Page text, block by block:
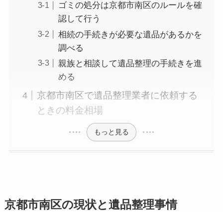
ゴミの処分は京都市南区のルールを確
認して行う
相続の手続きが必要な遺品があるかを
調べる
親族と相談して遺品整理の手続きを進
める
京都市南区で遺品整理業者に依頼する
ときの料金相場
もっと見る
京都市南区の現状と遺品整理事情